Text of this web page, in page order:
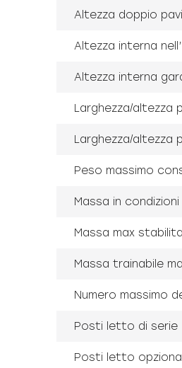
Altezza doppio
Altezza interna
Altezza interna
Larghezza/altezza
Larghezza/altezza
Peso massimo
Massa in
Massa max
Massa trainabile
Numero massimo
Posti letto di serie
Posti letto